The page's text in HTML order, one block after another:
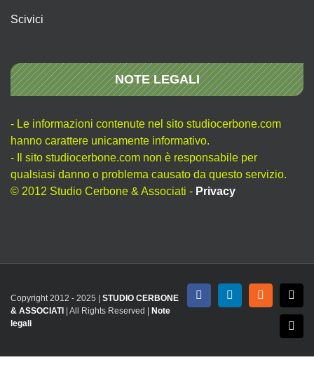
Scivici
NOTE LEGALI
- Le informazioni contenute nel sito studiocerbone.com
hanno carattere unicamente informativo.
- Il sito studiocerbone.com non è responsabile per
qualsiasi danno o problema causato da questo servizio.
© 2012 Studio Cerbone & Associati - Privacy
Copyright 2012 - 2025 | STUDIO CERBONE
& ASSOCIATI
| All Rights Reserved |
Note
legali
FacebookLinkedInRss X